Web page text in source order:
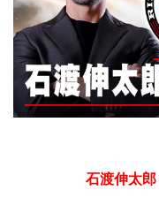
石渡伸太郎